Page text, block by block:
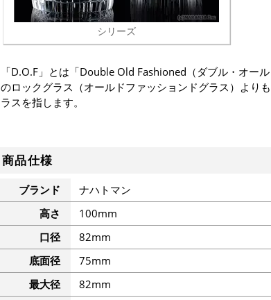
シリーズ
「D.O.F」とは「Double Old Fashioned（ダブル・オー
のロックグラス（オールドファッションドグラス）より
ラスを指します。
商品仕様
ブランド
ナハトマン
高さ
100mm
口径
82mm
底面径
75mm
最大径
82mm